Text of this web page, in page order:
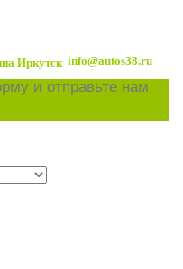
info@autos38.ru
и отправьте нам